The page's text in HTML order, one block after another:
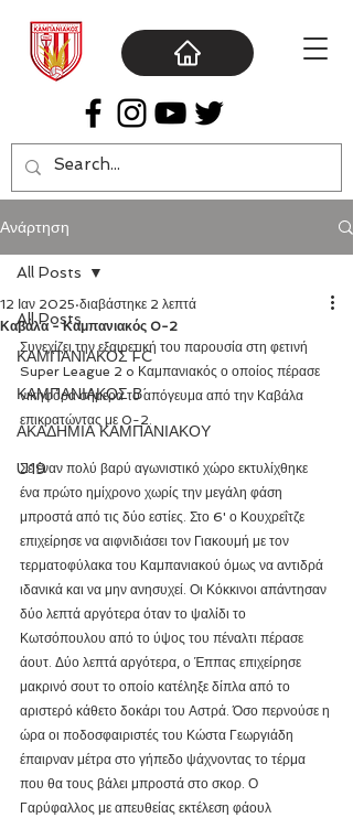
Ανάρτηση
All Posts
ΚΑΜΠΑΝΙΑΚΟΣ FC
ΚΑΜΠΑΝΙΑΚΟΣ Β΄
ΑΚΑΔΗΜΙΑ ΚΑΜΠΑΝΙΑΚΟΥ
U19
All Posts
Καβάλα - Καμπανιακός 0-2
12 Ιαν 2025 διαβάστηκε 2 λεπτά
Συνεχίζει την εξαιρετική του παρουσία στη φετινή
Super League 2 o Καμπανιακός ο οποίος πέρασε
νικηφόρα σήμερα το απόγευμα από την Καβάλα
επικρατώντας με 0-2.
Σε έναν πολύ βαρύ αγωνιστικό χώρο εκτυλίχθηκε
ένα πρώτο ημίχρονο χωρίς την μεγάλη φάση
μπροστά από τις δύο εστίες. Στο 6' ο Κουχρεΐτζε
επιχείρησε να αιφνιδιάσει τον Γιακουμή με τον
τερματοφύλακα του Καμπανιακού όμως να αντιδρά
ιδανικά και να μην ανησυχεί. Οι Κόκκινοι απάντησαν
δύο λεπτά αργότερα όταν το ψαλίδι το
Κωτσόπουλου από το ύψος του πέναλτι πέρασε
άουτ. Δύο λεπτά αργότερα, ο Έππας επιχείρησε
μακρινό σουτ το οποίο κατέληξε δίπλα από το
αριστερό κάθετο δοκάρι του Αστρά. Όσο περνούσε η
ώρα οι ποδοσφαιριστές του Κώστα Γεωργιάδη
έπαιρναν μέτρα στο γήπεδο ψάχνοντας το τέρμα
που θα τους βάλει μπροστά στο σκορ. Ο
Γαρύφαλλος με απευθείας εκτέλεση φάουλ